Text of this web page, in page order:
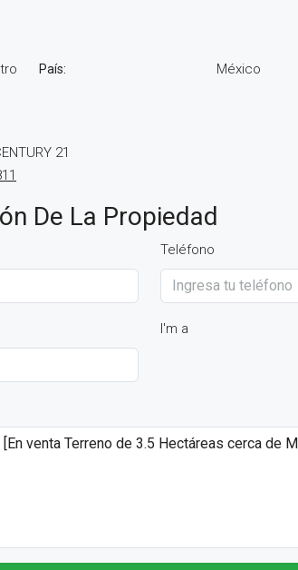
México
21
De La Propiedad
Teléfono
I'm a